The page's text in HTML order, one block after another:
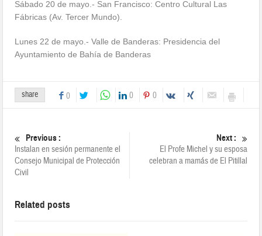
Sábado 20 de mayo.- San Francisco: Centro Cultural Las
Fábricas (Av. Tercer Mundo).
Lunes 22 de mayo.- Valle de Banderas: Presidencia del
Ayuntamiento de Bahía de Banderas
share 0 0 0
Previous :
Instalan en sesión permanente el
Consejo Municipal de Protección
Civil
Next :
El Profe Michel y su esposa
celebran a mamás de El Pitillal
Related posts